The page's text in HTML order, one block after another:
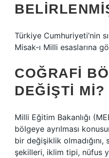
Türkiye Cumhuriyeti’nin
Misak-ı Milli esaslarına
COĞRAFI
DEĞIŞTI MI?
Milli Eğitim Bakanlığı
bölgeye ayrılması
bir değişiklik olmadığını,
şekilleri, iklim tipi, nüfus